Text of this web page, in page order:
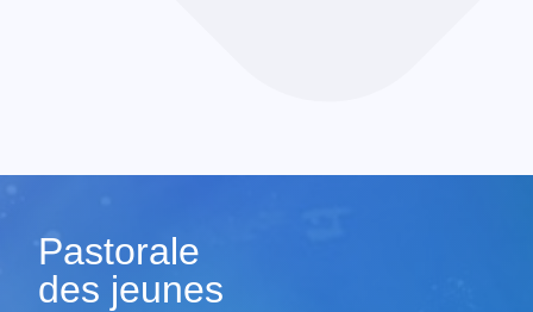
Pastorale
des jeunes